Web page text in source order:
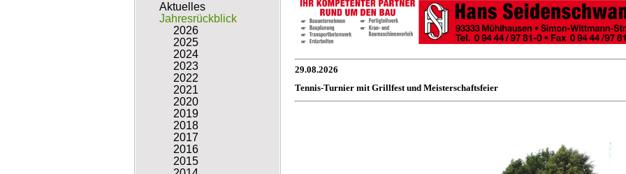
Aktuelles
Jahresrückblick
2026
2025
2024
2023
2022
2021
2020
2019
2018
2017
2016
2015
29.08.2026
Tennis-Turnier mit Grillfest und Meisterschaftsfeier